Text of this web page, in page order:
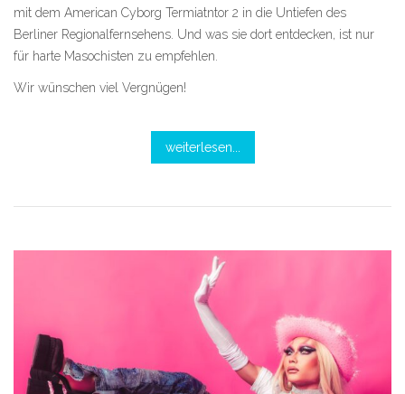
mit dem American Cyborg Termiatntor 2 in die Untiefen des
Berliner Regionalfernsehens. Und was sie dort entdecken, ist nur
für harte Masochisten zu empfehlen.
Wir wünschen viel Vergnügen!
weiterlesen...